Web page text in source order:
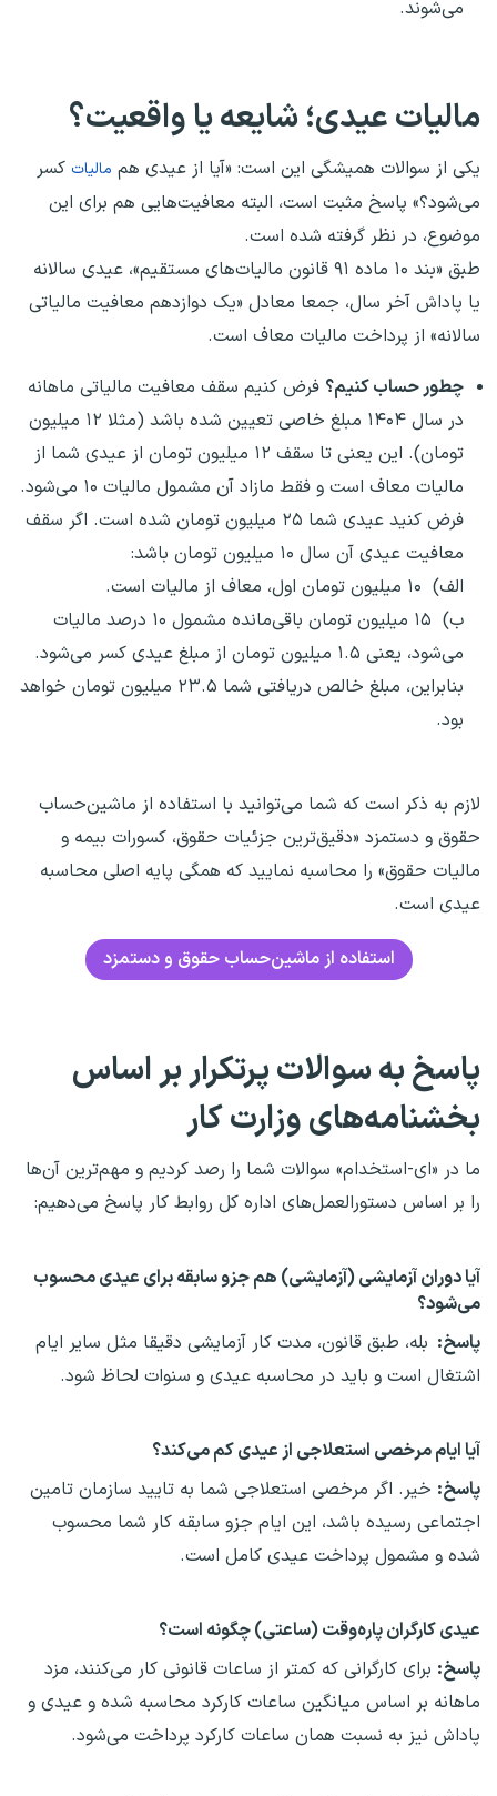
می‌شوند.
مالیات عیدی؛ شایعه یا واقعیت؟
یکی از سوالات همیشگی این است: «آیا از عیدی هم مالیات کسر
می‌شود؟» پاسخ مثبت است، البته معافیت‌هایی هم برای این
موضوع، در نظر گرفته شده است.
طبق «بند ۱۰ ماده ۹۱ قانون مالیات‌های مستقیم»، عیدی سالانه
یا پاداش آخر سال، جمعا معادل «یک دوازدهم معافیت مالیاتی
سالانه» از پرداخت مالیات معاف است.
چطور حساب کنیم؟ فرض کنیم سقف معافیت مالیاتی ماهانه
در سال ۱۴۰۴ مبلغ خاصی تعیین شده باشد (مثلا ۱۲ میلیون
تومان). این یعنی تا سقف ۱۲ میلیون تومان از عیدی شما از
مالیات معاف است و فقط مازاد آن مشمول مالیات ۱۰ می‌شود.
فرض کنید عیدی شما ۲۵ میلیون تومان شده است. اگر سقف
معافیت عیدی آن سال ۱۰ میلیون تومان باشد:
الف) ۱۰ میلیون تومان اول، معاف از مالیات است.
ب) ۱۵ میلیون تومان باقی‌مانده مشمول ۱۰ درصد مالیات
می‌شود، یعنی ۱.۵ میلیون تومان از مبلغ عیدی کسر می‌شود.
بنابراین، مبلغ خالص دریافتی شما ۲۳.۵ میلیون تومان خواهد
بود.
لازم به ذکر است که شما می‌توانید با استفاده از ماشین‌حساب
حقوق و دستمزد «دقیق‌ترین جزئیات حقوق، کسورات بیمه و
مالیات حقوق» را محاسبه نمایید که همگی پایه اصلی محاسبه
عیدی است.
استفاده از ماشین‌حساب حقوق و دستمزد
پاسخ به سوالات پرتکرار بر اساس
بخشنامه‌های وزارت کار
ما در «ای‌-استخدام» سوالات شما را رصد کردیم و مهم‌ترین آن‌ها
را بر اساس دستورالعمل‌های اداره کل روابط کار پاسخ می‌دهیم:
آیا دوران آزمایشی (آزمایشی) هم جزو سابقه برای عیدی محسوب
می‌شود؟
پاسخ: بله، طبق قانون، مدت کار آزمایشی دقیقا مثل سایر ایام
اشتغال است و باید در محاسبه عیدی و سنوات لحاظ شود.
آیا ایام مرخصی استعلاجی از عیدی کم می‌کند؟
پاسخ: خیر. اگر مرخصی استعلاجی شما به تایید سازمان تامین
اجتماعی رسیده باشد، این ایام جزو سابقه کار شما محسوب
شده و مشمول پرداخت عیدی کامل است.
عیدی کارگران پاره‌وقت (ساعتی) چگونه است؟
پاسخ: برای کارگرانی که کمتر از ساعات قانونی کار می‌کنند، مزد
ماهانه بر اساس میانگین ساعات کارکرد محاسبه شده و عیدی و
پاداش نیز به نسبت همان ساعات کارکرد پرداخت می‌شود.